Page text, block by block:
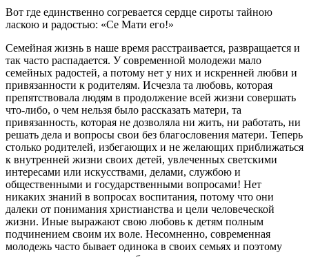
Вот где единственно согревается сердце сироты тайною
ласкою и радостью: «Се Мати его!»
Семейная жизнь в наше время расстраивается, развращается и
так часто распадается. У современной молодежи мало
семейных радостей, а потому нет у них и искренней любви и
привязанности к родителям. Исчезла та любовь, которая
препятствовала людям в продолжение всей жизни совершать
что-либо, о чем нельзя было рассказать матери, та
привязанность, которая не дозволяла ни жить, ни работать, ни
решать дела и вопросы свои без благословения матери. Теперь
столько родителей, избегающих и не желающих приближаться
к внутренней жизни своих детей, увлеченных светскими
интересами или искусствами, делами, службою и
общественными и государственными вопросами! Нет
никаких знаний в вопросах воспитания, потому что они
далеки от понимания христианства и цели человеческой
жизни. Иные выражают свою любовь к детям полным
подчинением своим их воле. Несомненно, современная
молодежь часто бывает одинока в своих семьях и поэтому